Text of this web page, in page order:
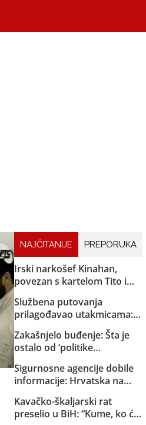
NAJČITANIJE PREPORUKA
Irski narkošef Kinahan,
povezan s kartelom Tito i
Vladin avion već sletio u
Dubai
Službena putovanja
prilagođavao utakmicama:
Helez sa saradnicima o
državnom trošku pratio
reprezentaciju BiH
Zakašnjelo buđenje: Šta je
ostalo od ‘politike
SNSD-om?
Sigurnosne agencije dobile
informacije: Hrvatska na
centar kako bi u BiH mogla
ilegalno prebacivati migrante
Kavačko-škaljarski rat
preselio u BiH: “Kume, ko će